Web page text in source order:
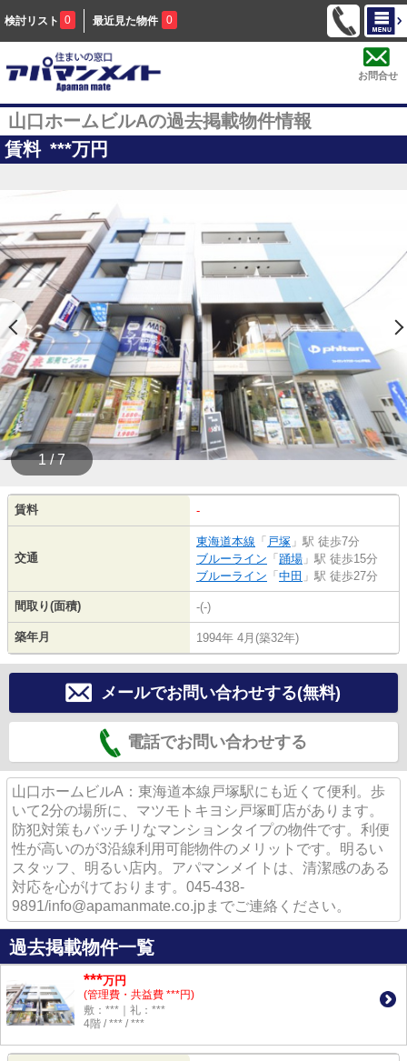
検討リスト 0 最近見た物件 0
お問合せ
山口ホームビルAの過去掲載物件情報
賃料 ***万円
1 / 7
賃料 -
交通
東海道本線 「 戸塚 」駅 徒歩7分
ブルーライン 「 踊場 」駅 徒歩15分
ブルーライン 「 中田 」駅 徒歩27分
間取り(面積) -(-)
築年月 1994年 4月(築32年)
メールでお問い合わせする(無料)
電話でお問い合わせする
山口ホームビルA：東海道本線戸塚駅にも近くて便利。歩
いて2分の場所に、マツモトキヨシ戸塚町店があります。
防犯対策もバッチリなマンションタイプの物件です。利便
性が高いのが3沿線利用可能物件のメリットです。明るい
スタッフ、明るい店内。アパマンメイトは、清潔感のある
対応を心がけております。045-438-
9891/info@apamanmate.co.jpまでご連絡ください。
過去掲載物件一覧
***万円
(管理費・共益費 ***円)
敷：***｜礼：***
4階 / *** / ***